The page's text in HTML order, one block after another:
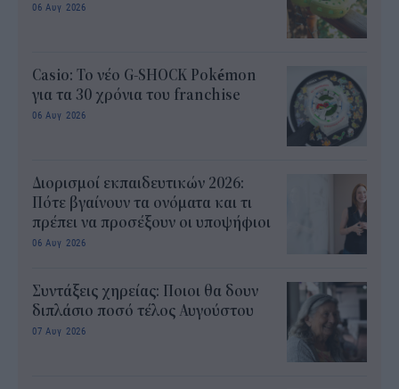
06 Αυγ 2026
Casio: Το νέο G-SHOCK Pokémon
για τα 30 χρόνια του franchise
06 Αυγ 2026
Διορισμοί εκπαιδευτικών 2026:
Πότε βγαίνουν τα ονόματα και τι
πρέπει να προσέξουν οι υποψήφιοι
06 Αυγ 2026
Συντάξεις χηρείας: Ποιοι θα δουν
διπλάσιο ποσό τέλος Αυγούστου
07 Αυγ 2026